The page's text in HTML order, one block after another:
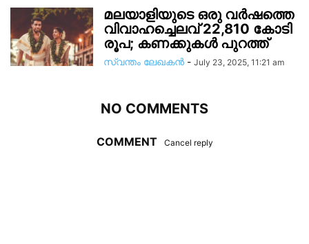
മലയാളിയുടെ ഒരു വർഷത്തെ
വിവാഹച്ചെലവ് 22,810 കോടി
രൂപ; കണക്കുകൾ പുറത്ത്
സ്വന്തം ലേഖകന്‍ - July 23, 2025, 11:21 am
NO COMMENTS
COMMENT Cancel reply